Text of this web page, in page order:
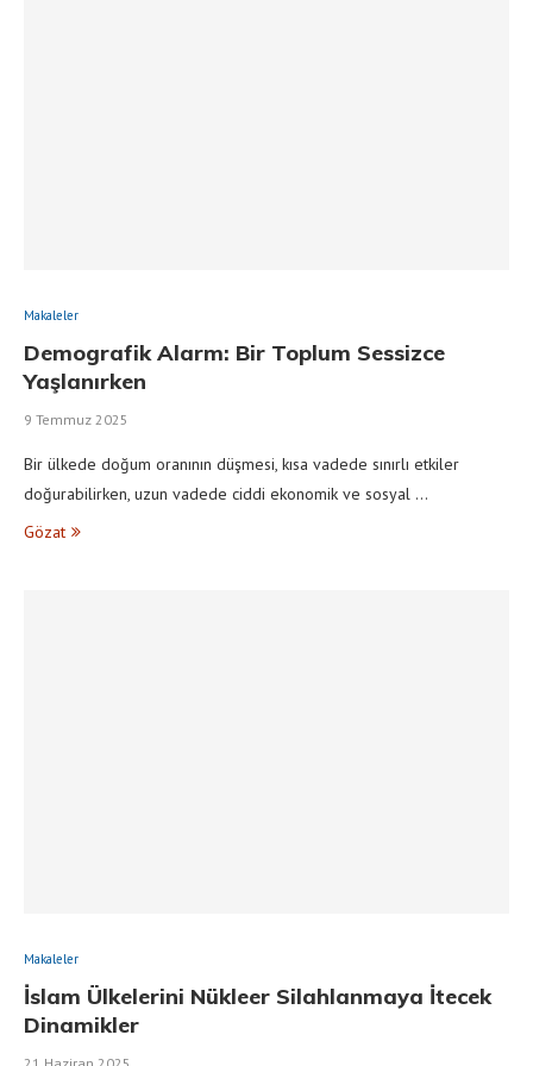
Makaleler
Demografik Alarm: Bir Toplum Sessizce
Yaşlanırken
9 Temmuz 2025
Bir ülkede doğum oranının düşmesi, kısa vadede sınırlı etkiler
doğurabilirken, uzun vadede ciddi ekonomik ve sosyal …
Gözat
Makaleler
İslam Ülkelerini Nükleer Silahlanmaya İtecek
Dinamikler